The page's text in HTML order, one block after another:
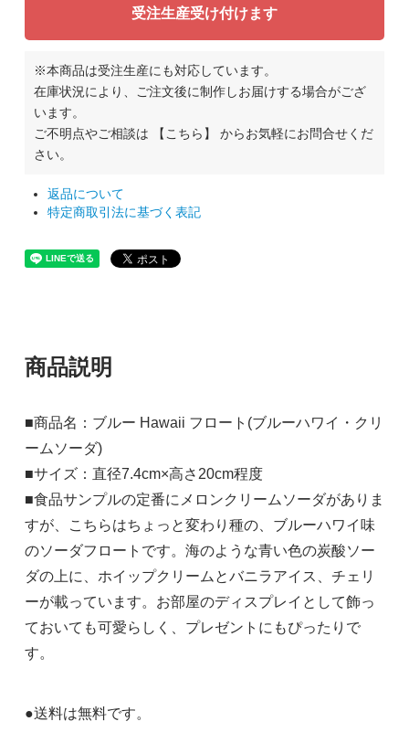
受注生産受け付けます
※本商品は受注生産にも対応しています。
在庫状況により、ご注文後に制作しお届けする場合がござ
います。
ご不明点やご相談は
【こちら】
からお気軽にお問合せくだ
さい。
返品について
特定商取引法に基づく表記
商品説明
■商品名：ブルー Hawaii フロート(ブルーハワイ・クリ
ームソーダ)
■サイズ：直径7.4cm×高さ20cm程度
■食品サンプルの定番にメロンクリームソーダがありま
すが、こちらはちょっと変わり種の、ブルーハワイ味
のソーダフロートです。海のような青い色の炭酸ソー
ダの上に、ホイップクリームとバニラアイス、チェリ
ーが載っています。お部屋のディスプレイとして飾っ
ておいても可愛らしく、プレゼントにもぴったりで
す。
●送料は無料です。